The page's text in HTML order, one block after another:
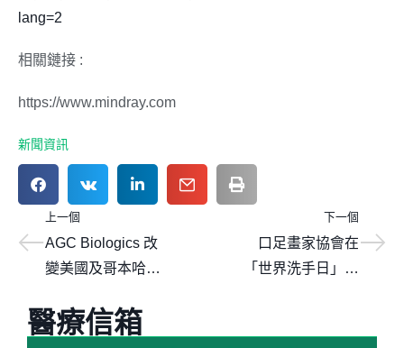
lang=2
相關鏈接 :
https://www.mindray.com
新聞資訊
上一個
AGC Biologics 改
變美國及哥本哈根
以支持該地區的持
下一個
口足畫家協會在
「世界洗手日」分
醫療信箱